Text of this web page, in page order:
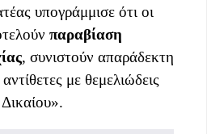
υπογράμμισε ότι οι
παραβίαση
, συνιστούν απαράδεκτη
με θεμελιώδεις